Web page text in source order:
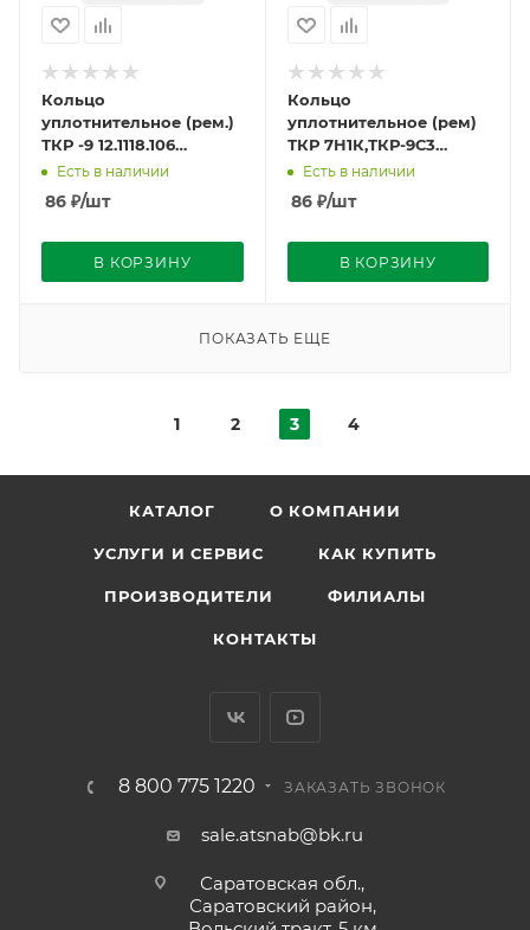
Кольцо
уплотнительное (рем.)
ТКР -9 12.1118.106
(26,5х1,5х1,3) г.Могилёв
Есть в наличии
86 ₽/шт
В КОРЗИНУ
Кольцо
уплотнительное (рем)
ТКР 7Н1К,ТКР-9С3
(26,3х2,0х1,45)
г.Могилёв
Есть в наличии
86₽/шт
В КОРЗИНУ
ПОКАЗАТЬ ЕЩЕ
1 2 3 4
КАТАЛОГ О КОМПАНИИ
УСЛУГИ И СЕРВИС КАК КУПИТЬ
ПРОИЗВОДИТЕЛИ ФИЛИАЛЫ
КОНТАКТЫ
8 800 775 1220 ЗАКАЗАТЬ ЗВОНОК
sale.atsnab@bk.ru
Саратовская обл.,
Саратовский район,